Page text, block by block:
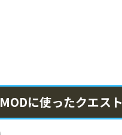
MODに使ったクエスト